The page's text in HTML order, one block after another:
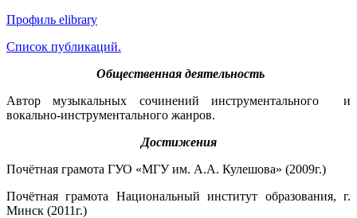
Профиль elibrary
Список публикаций.
Общественная деятельность
Автор музыкальных сочинений инструментального и
вокально-инструментального жанров.
Достижения
Почётная грамота ГУО «МГУ им. А.А. Кулешова» (2009г.)
Почётная грамота Национальный институт образования, г.
Минск (2011г.)